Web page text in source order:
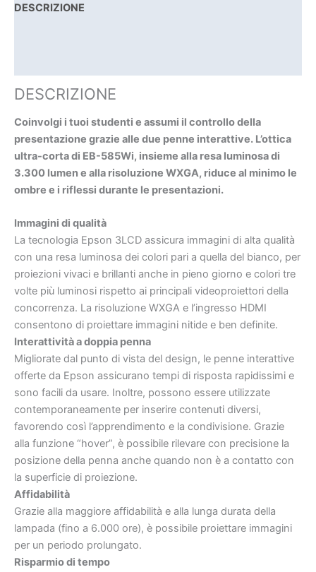
DESCRIZIONE
DESCRIZIONE
Coinvolgi i tuoi studenti e assumi il controllo della
presentazione grazie alle due penne interattive. L’ottica
ultra-corta di EB-585Wi, insieme alla resa luminosa di
3.300 lumen e alla risoluzione WXGA, riduce al minimo le
ombre e i riflessi durante le presentazioni.
Immagini di qualità
La tecnologia Epson 3LCD assicura immagini di alta qualità
con una resa luminosa dei colori pari a quella del bianco, per
proiezioni vivaci e brillanti anche in pieno giorno e colori tre
volte più luminosi rispetto ai principali videoproiettori della
concorrenza. La risoluzione WXGA e l’ingresso HDMI
consentono di proiettare immagini nitide e ben definite.
Interattività a doppia penna
Migliorate dal punto di vista del design, le penne interattive
offerte da Epson assicurano tempi di risposta rapidissimi e
sono facili da usare. Inoltre, possono essere utilizzate
contemporaneamente per inserire contenuti diversi,
favorendo così l’apprendimento e la condivisione. Grazie
alla funzione “hover”, è possibile rilevare con precisione la
posizione della penna anche quando non è a contatto con
la superficie di proiezione.
Affidabilità
Grazie alla maggiore affidabilità e alla lunga durata della
lampada (fino a 6.000 ore), è possibile proiettare immagini
per un periodo prolungato.
Risparmio di tempo